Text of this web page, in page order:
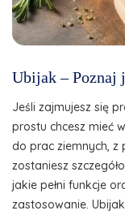
Ubijak – Poznaj
Jeśli zajmujesz się
prostu chcesz mieć
do prac ziemnych, z
zostaniesz
jakie pełni funkcje
zastosowanie.